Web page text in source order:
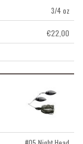
3/4 oz
€22,00